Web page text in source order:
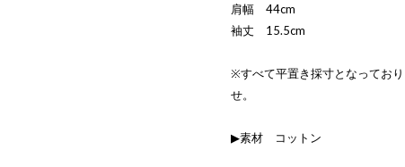
肩幅 44cm
袖丈 15.5cm
※すべて平置き採寸となってお
せ。
▶素材 コットン